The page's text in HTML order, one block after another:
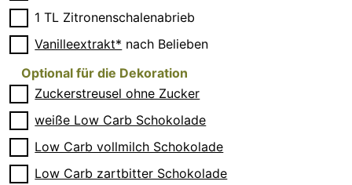
▢
1 TL Zitronenschalenabrieb
▢
Vanilleextrakt* nach Belieben
Optional für die Dekoration
▢
Zuckerstreusel ohne Zucker
▢
weiße Low Carb Schokolade
▢Low Carb vollmilch Schokolade
▢Low Carb zartbitter Schokolade